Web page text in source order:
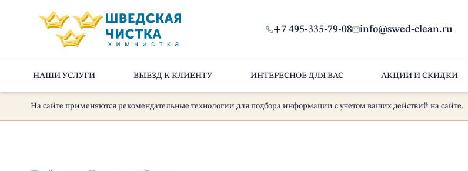
+7 495-335-79-08 info@swed-clean.ru
НАШИ УСЛУГИ ВЫЕЗД К КЛИЕНТУ ИНТЕРЕСНОЕ ДЛЯ ВАС АКЦИИ И СКИДКИ
На сайте применяются рекомендательные технологии для подбора информации с учетом ваших действий на сайте.